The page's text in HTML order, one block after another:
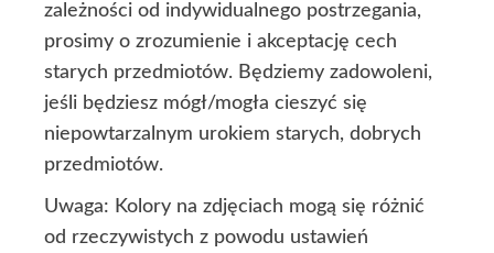
zależności od indywidualnego postrzegania,
prosimy o zrozumienie i akceptację cech
starych przedmiotów. Będziemy zadowoleni,
jeśli będziesz mógł/mogła cieszyć się
niepowtarzalnym urokiem starych, dobrych
przedmiotów.
Uwaga: Kolory na zdjęciach mogą się różnić
od rzeczywistych z powodu ustawień